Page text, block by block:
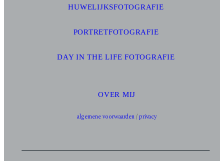
HUWELIJKSFOTOGRAFIE
PORTRETFOTOGRAFIE
DAY IN THE LIFE FOTOGRAFIE
OVER MIJ
algemene voorwaarden/privacy